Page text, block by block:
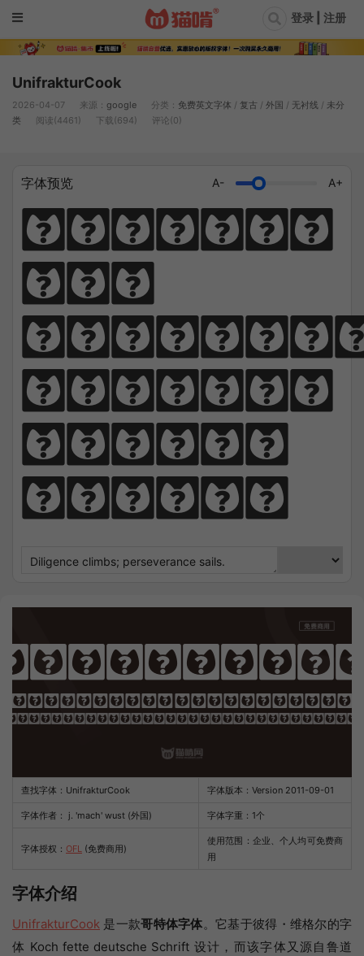
登录 | 注册
UnifrakturCook
2026-04-07 来源： google 分类： 免费英文字体 / 复古 / 外国 / 无衬线 / 未分
类
阅读(4461) 下载(694) 评论(0)
字体预览 A- A+
Diligen
ce
climbs;
perseve
rance
sails.
SEEK NOTHING
Sharpens Love, presence
查找字体： UnifrakturCook 字体版本：Version 2011-09-01
字体作者： j. 'mach' wust (外国) 字体字重：1个
字体授权： OFL (免费商用)
使用范围：企业、个人均可免费商
用
字体介绍
UnifrakturCook 是一款哥特体字体。它基于彼得・维格尔的字
体 Koch fette deutsche Schrift 设计，而该字体又源自鲁道